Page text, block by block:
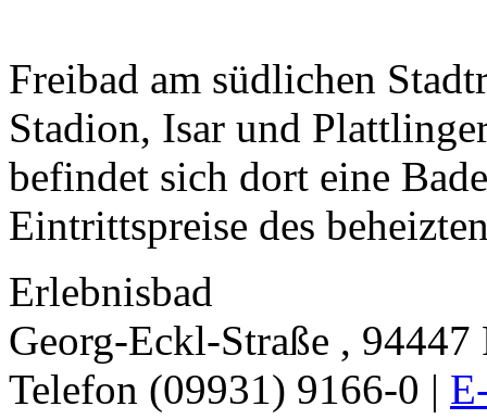
Freibad am südlichen
Stadion, Isar und
befindet sich dort eine
Eintrittspreise des
Erlebnisbad
Georg-Eckl-Straße ,
Telefon (09931) 9166-0 |